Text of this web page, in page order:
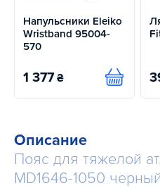
Напульсники Eleiko
Wristband 95004-
570
1 377 ₴ Купить
Описание
Пояс для тяжелой
MD1646-1050 черный